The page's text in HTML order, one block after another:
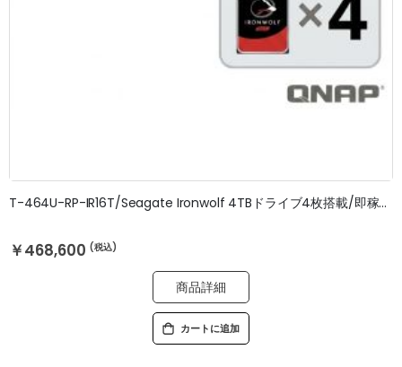
T-464U-RP-IR16T/Seagate Ironwolf 4TBドライブ4枚搭載/即稼働OK/3年無料修理保証
￥468,600
商品詳細
カートに追加